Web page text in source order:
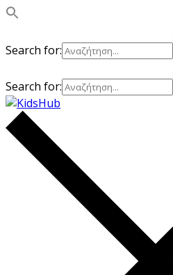
Search for:
Search for: